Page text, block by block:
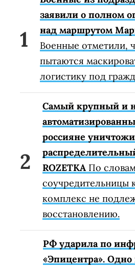
заявили о полном
над маршрутом
Военные отметили,
пытаются
логистику под
Самый крупный и
россияне
ROZETKA По
соучредительницы
комплекс не
восстановлению.
РФ ударила по
«Эпицентра».